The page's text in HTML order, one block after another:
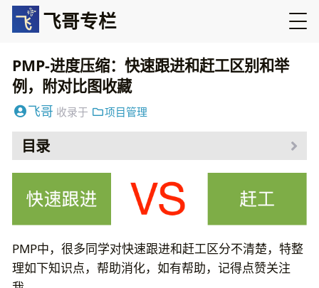
飞哥专栏
PMP-进度压缩：快速跟进和赶工区别和举
例，附对比图收藏
飞哥 收录于 项目管理
目录
PMP中，很多同学对快速跟进和赶工区分不清楚，特整
理如下知识点，帮助消化，如有帮助，记得点赞关注